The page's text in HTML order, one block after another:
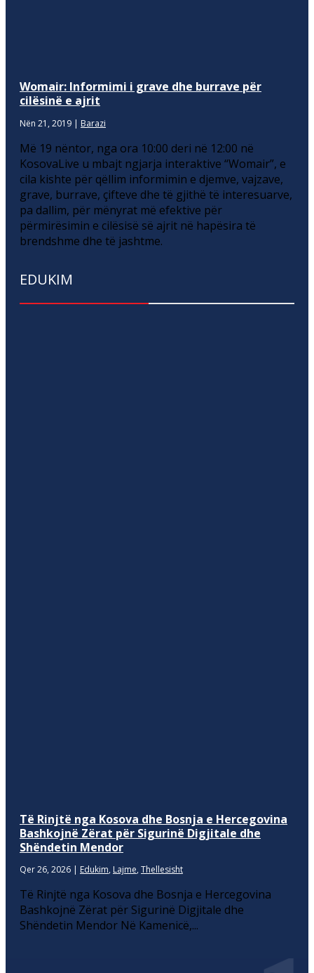
Womair: Informimi i grave dhe burrave për
cilësinë e ajrit
Nën 21, 2019 | Barazi
Më 19 nëntor, nga ora 10:00 deri në 12:00 në
KosovaLive u mbajt ngjarja interaktive “Womair”, e
cila kishte për qëllim informimin e djemve, vajzave,
grave, burrave, çifteve dhe të gjithë të interesuarve,
pa dallim, për mënyrat më efektive për
përmirësimin e cilësisë së ajrit në hapësira të
brendshme dhe të jashtme.
EDUKIM
Të Rinjtë nga Kosova dhe Bosnja e Hercegovina
Bashkojnë Zërat për Sigurinë Digjitale dhe
Shëndetin Mendor
Qer 26, 2026 | Edukim, Lajme, Thellesisht
Të Rinjtë nga Kosova dhe Bosnja e Hercegovina
Bashkojnë Zërat për Sigurinë Digjitale dhe
Shëndetin Mendor Në Kamenicë,...